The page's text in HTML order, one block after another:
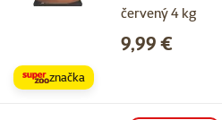
červený 4 kg
Cena
9,99 €
značka